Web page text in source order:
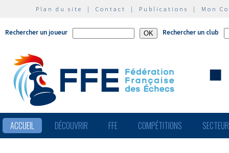
Plan du site | Contact | Publications | Mon
Rechercher un joueur Rechercher un club
ACCUEIL DÉCOUVRIR FFE COMPÉTITIONS